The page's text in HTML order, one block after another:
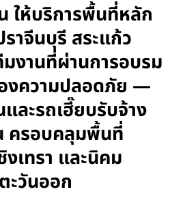
ให้บริการพื้นที่หลัก
าจีนบุรี สระแก้ว
งานที่ผ่านการอบรม
องความปลอดภัย —
และรถเฮี๊ยบรับจ้าง
ครอบคลุมพื้นที่
งเทรา และนิคม
ะวันออก